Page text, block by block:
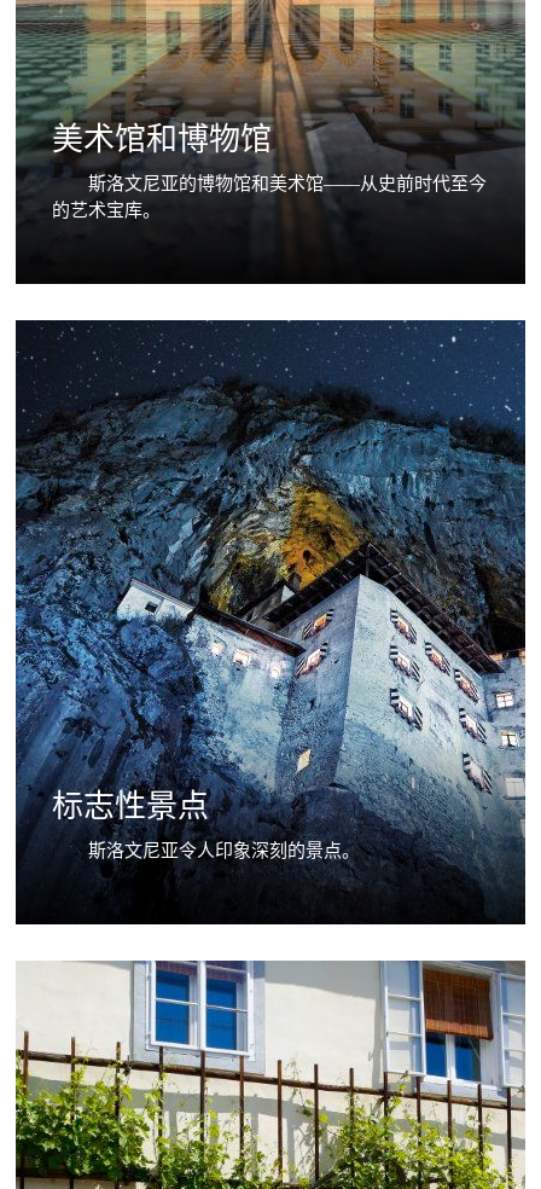
美术馆和博物馆
斯洛文尼亚的博物馆和美术馆——从史前时代至今
的艺术宝库。
标志性景点
斯洛文尼亚令人印象深刻的景点。